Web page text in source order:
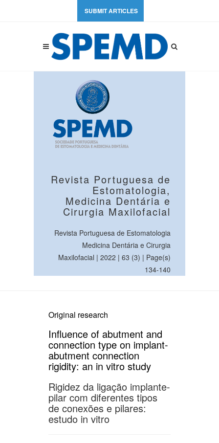
SUBMIT ARTICLES
Revista Portuguesa de
Estomatologia,
Medicina Dentária e
Cirurgia Maxilofacial
Revista Portuguesa de Estomatologia
Medicina Dentária e Cirurgia
Maxilofacial | 2022 | 63 (3) | Page(s)
134-140
Original research
Influence of abutment and
connection type on implant-
abutment connection
rigidity: an in vitro study
Rigidez da ligação implante-
pilar com diferentes tipos
de conexões e pilares:
estudo in vitro